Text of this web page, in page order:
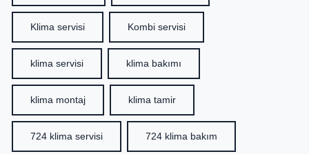
Klima servisi Kombi servisi
klima servisi klima bakımı
klima montaj klima tamir
724 klima servisi 724 klima bakım